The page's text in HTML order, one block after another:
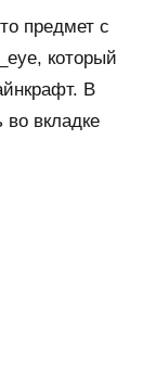
предмет с
который
В
вкладке